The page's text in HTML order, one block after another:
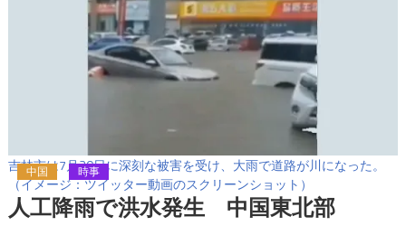
吉林市は7月30日に深刻な被害を受け、大雨で道路が川になった。
（イメージ：ツイッター動画のスクリーンショット）
中国 時事
人工降雨で洪水発生 中国東北部